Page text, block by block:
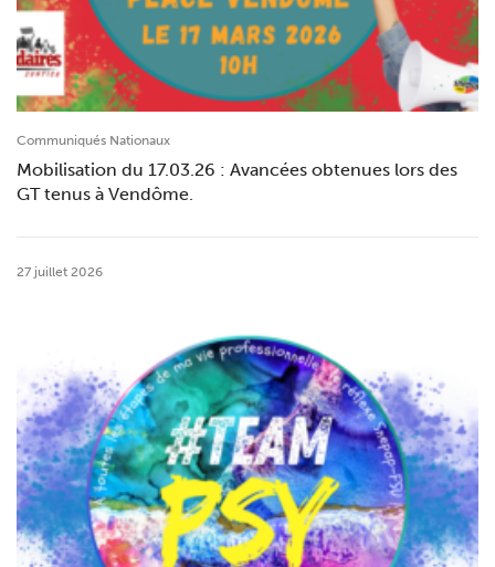
Communiqués Nationaux
Mobilisation du 17.03.26 : Avancées obtenues lors des
GT tenus à Vendôme.
27 juillet 2026